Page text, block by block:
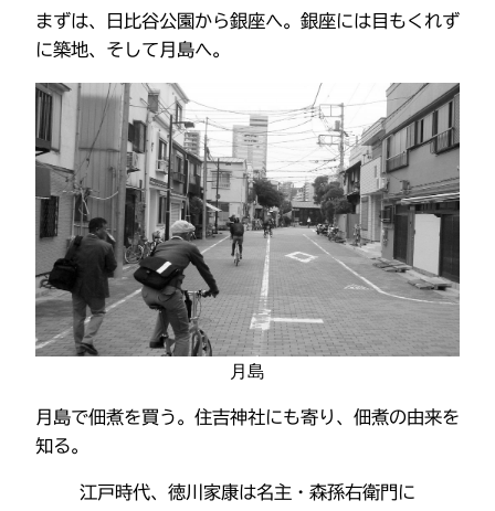
まずは、日比谷公園から銀座へ。銀座には目もくれず
に築地、そして月島へ。
月島
月島で佃煮を買う。住吉神社にも寄り、佃煮の由来を
知る。
江戸時代、徳川家康は名主・森孫右衛門に